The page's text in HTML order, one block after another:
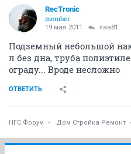
RecTronic
member
19 мая 2011 saa81
Подземный небольшой
л без дна, труба
ограду... Вроде несложно
ОТВЕТИТЬ
НГС.Форум Дом Стройка Ремонт